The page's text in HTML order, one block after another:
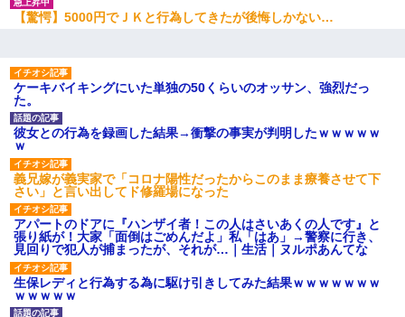
【驚愕】5000円でＪＫと行為してきたが後悔しかない…
ケーキバイキングにいた単独の50くらいのオッサン、強烈だっ
た。
彼女との行為を録画した結果→衝撃の事実が判明したｗｗｗｗｗ
ｗ
義兄嫁が義実家で「コロナ陽性だったからこのまま療養させて下
さい」と言い出してド修羅場になった
アパートのドアに『ハンザイ者！この人はさいあくの人です』と
張り紙が！大家「面倒はごめんだよ」私「はあ」→警察に行き、
見回りで犯人が捕まったが、それが…｜生活｜ヌルポあんてな
生保レディと行為する為に駆け引きしてみた結果ｗｗｗｗｗｗｗ
ｗｗｗｗｗ